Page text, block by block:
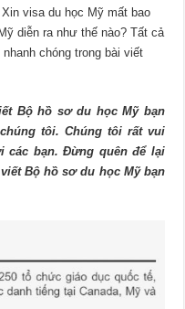
visa du học Mỹ mất bao
diễn ra như thế nào? Tất cả
chóng trong bài viết
Bộ hồ sơ du học Mỹ bạn
tôi. Chúng tôi rất vui
các bạn. Đừng quên để lại
Bộ hồ sơ du học Mỹ bạn